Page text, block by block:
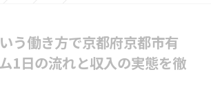
う働き方で京都府京都市有
1日の流れと収入の実態を徹